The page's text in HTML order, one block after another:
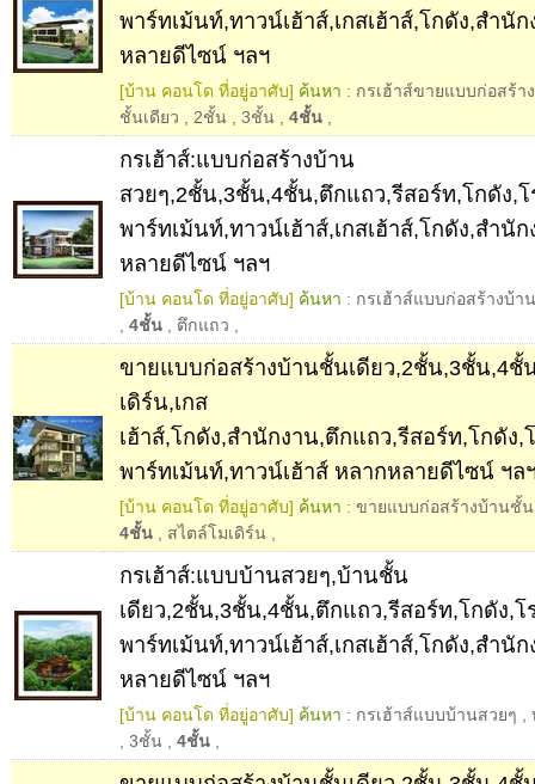
พาร์ทเม้นท์,ทาวน์เฮ้าส์,เกสเฮ้าส์,โกดัง,สำนั
หลายดีไซน์ ฯลฯ
[บ้าน คอนโด ที่อยู่อาศับ] ค้นหา : กรเฮ้าส์ขายแบบก่อสร้า
ชั้นเดียว
2ชั้น 3ชั้น 4ชั้น
กรเฮ้าส์:แบบก่อสร้างบ้าน
สวยๆ,2ชั้น,3ชั้น,4ชั้น,ตึกแถว,รีสอร์ท,โกดัง,โ
พาร์ทเม้นท์,ทาวน์เฮ้าส์,เกสเฮ้าส์,โกดัง,สำนั
หลายดีไซน์ ฯลฯ
[บ้าน คอนโด ที่อยู่อาศับ] ค้นหา : กรเฮ้าส์แบบก่อสร้างบ้า
4ชั้น ตึกแถว
ขายแบบก่อสร้างบ้านชั้นเดียว,2ชั้น,3ชั้น,4ชั้
เดิร์น,เกส
เฮ้าส์,โกดัง,สำนักงาน,ตึกแถว,รีสอร์ท,โกดัง,
พาร์ทเม้นท์,ทาวน์เฮ้าส์ หลากหลายดีไซน์ ฯล
[บ้าน คอนโด ที่อยู่อาศับ] ค้นหา : ขายแบบก่อสร้างบ้านชั้น
4ชั้น
สไตล์โมเดิร์น
กรเฮ้าส์:แบบบ้านสวยๆ,บ้านชั้น
เดียว,2ชั้น,3ชั้น,4ชั้น,ตึกแถว,รีสอร์ท,โกดัง,โ
พาร์ทเม้นท์,ทาวน์เฮ้าส์,เกสเฮ้าส์,โกดัง,สำนั
หลายดีไซน์ ฯลฯ
[บ้าน คอนโด ที่อยู่อาศับ] ค้นหา : กรเฮ้าส์แบบบ้านสวยๆ
3ชั้น 4ชั้น